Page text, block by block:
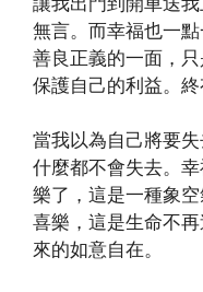
無言。而幸福也一
善良正義的一面，
保護自己的利益。終
當我以為自己將要
什麼都不會失去。
樂了，這是一種象
喜樂，這是生命不
來的如意自在。